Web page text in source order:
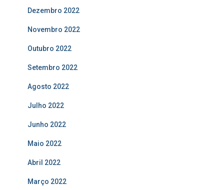
Dezembro 2022
Novembro 2022
Outubro 2022
Setembro 2022
Agosto 2022
Julho 2022
Junho 2022
Maio 2022
Abril 2022
Março 2022